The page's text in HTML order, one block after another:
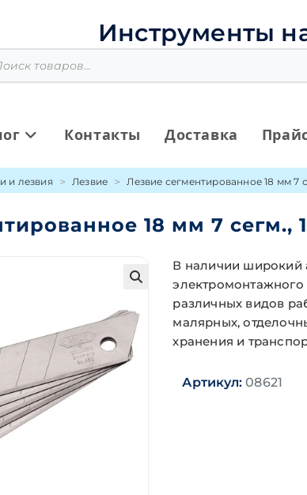
Инструменты
Контакты Доставка
и лезвия Лезвие Лезвие сегментированное 18 мм 7
18 мм 7 сегм.,
В наличии широкий
электромонтажного
различных видов
малярных,
хранения и
Артикул:08621